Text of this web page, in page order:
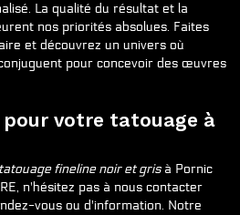
La qualité du résultat et la
nos priorités absolues. Faites
et découvrez un univers où
pour concevoir des œuvres
votre tatouage à
tatouage fineline noir et grisà Pornic
n'hésitez pas à nous contacter
vous ou d'information. Notre